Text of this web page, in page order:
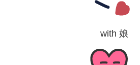
with 娘